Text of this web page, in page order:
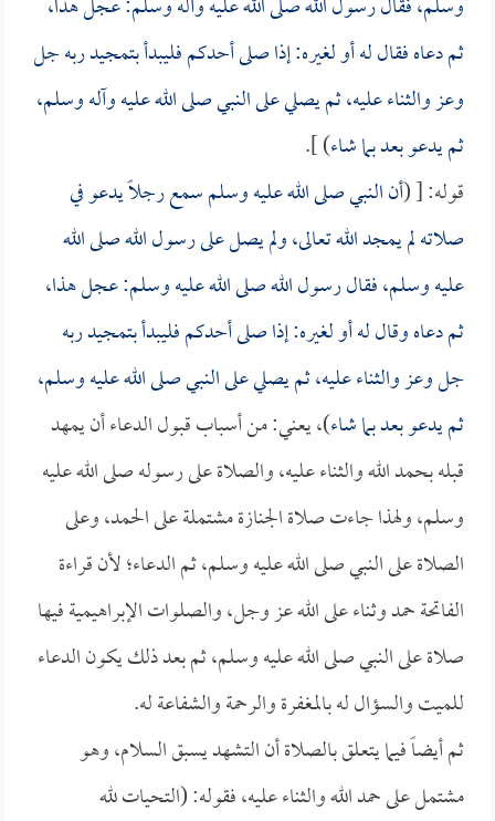
ثم دعاه فقال له أو لغيره: إذا صلى أحدكم فليبدأ بتمجيد ربه جل
وعز والثناء عليه، ثم يصلي على النبي صلى الله عليه وآله وسلم،
ثم يدعو بعد بما شاء) ].
قوله: [ (أن النبي صلى الله عليه وسلم سمع رجلاً يدعو في
صلاته لم يمجد الله تعالى، ولم يصل على رسول الله صلى الله
عليه وسلم، فقال رسول الله صلى الله عليه وسلم: عجل هذا،
ثم دعاه وقال له أو لغيره: إذا صلى أحدكم فليبدأ بتمجيد ربه
جل وعز والثناء عليه، ثم يصلي على النبي صلى الله عليه وسلم،
ثم يدعو بعد بما شاء)، يعني: من أسباب قبول الدعاء أن يمهد
قبله بحمد الله والثناء عليه، والصلاة على رسوله صلى الله عليه
وسلم، ولهذا جاءت صلاة الجنازة مشتملة على الحمد، وعلى
الصلاة على النبي صلى الله عليه وسلم، ثم الدعاء؛ لأن قراءة
الفاتحة حمد وثناء على الله عز وجل، والصلوات الإبراهيمية فيها
صلاة على النبي صلى الله عليه وسلم، ثم بعد ذلك يكون الدعاء
للميت والسؤال له بالمغفرة والرحمة والشفاعة له.
ثم أيضاً فيما يتعلق بالصلاة أن التشهد يسبق السلام، وهو
مشتمل على حمد الله والثناء عليه، فقوله: (التحيات لله